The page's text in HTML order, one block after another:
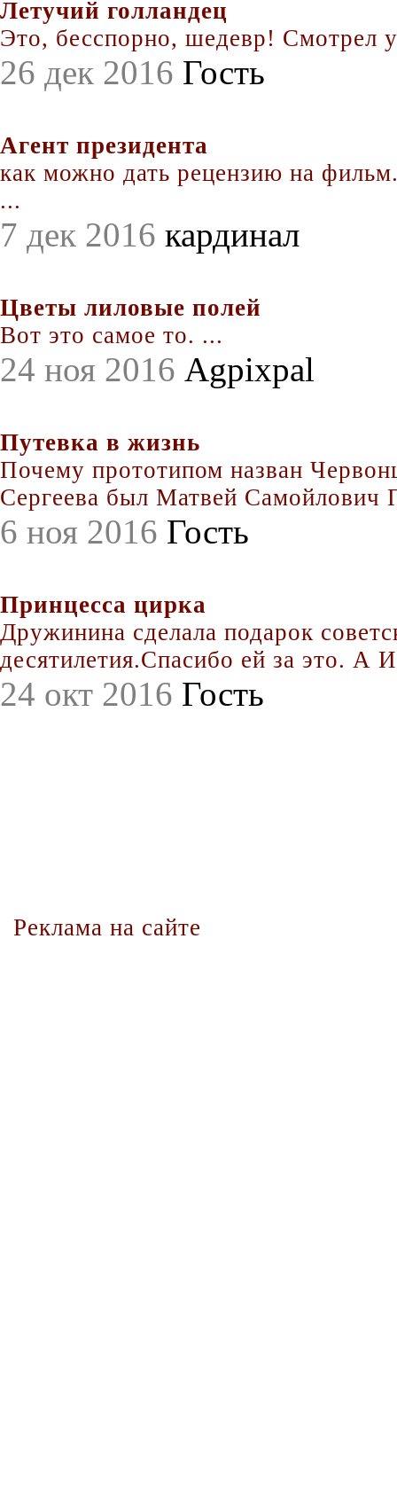
Летучий голландец
Это, бесспорно, шедевр! Смотрел
26 дек 2016 Гость
Агент президента
как можно дать рецензию на
...
7 дек 2016 кардинал
Цветы лиловые полей
Вот это самое то. ...
24 ноя 2016 Agpixpal
Путевка в жизнь
Почему прототипом назван
Сергеева был Матвей Самойлович
6 ноя 2016 Гость
Принцесса цирка
Дружинина сделала подарок
десятилетия.Спасибо ей за это. А
24 окт 2016 Гость
Реклама на сайте